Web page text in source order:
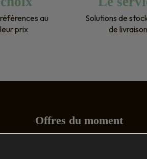
au
prix
Solutions de
de livraison
Offres du moment